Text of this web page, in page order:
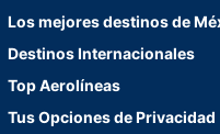
Los mejores destinos de
Destinos Internacionales
Top Aerolíneas
Tus Opciones de Privacidad